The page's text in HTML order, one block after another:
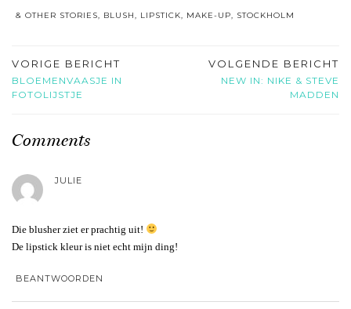
& OTHER STORIES, BLUSH, LIPSTICK, MAKE-UP, STOCKHOLM
VORIGE BERICHT
BLOEMENVAASJE IN
FOTOLIJSTJE
VOLGENDE BERICHT
NEW IN: NIKE & STEVE
MADDEN
Comments
JULIE
Die blusher ziet er prachtig uit!
De lipstick kleur is niet echt mijn ding!
BEANTWOORDEN